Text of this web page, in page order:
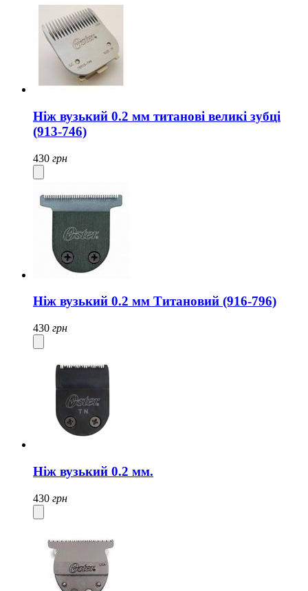
Ніж вузький 0.2 мм титанові великі зубці
(913-746)
430 грн
Ніж вузький 0.2 мм Титановий (916-796)
430 грн
Ніж вузький 0.2 мм.
430 грн